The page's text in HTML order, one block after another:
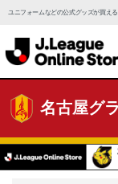
ユニフォームなどの公式グッズが買える
名古屋グ